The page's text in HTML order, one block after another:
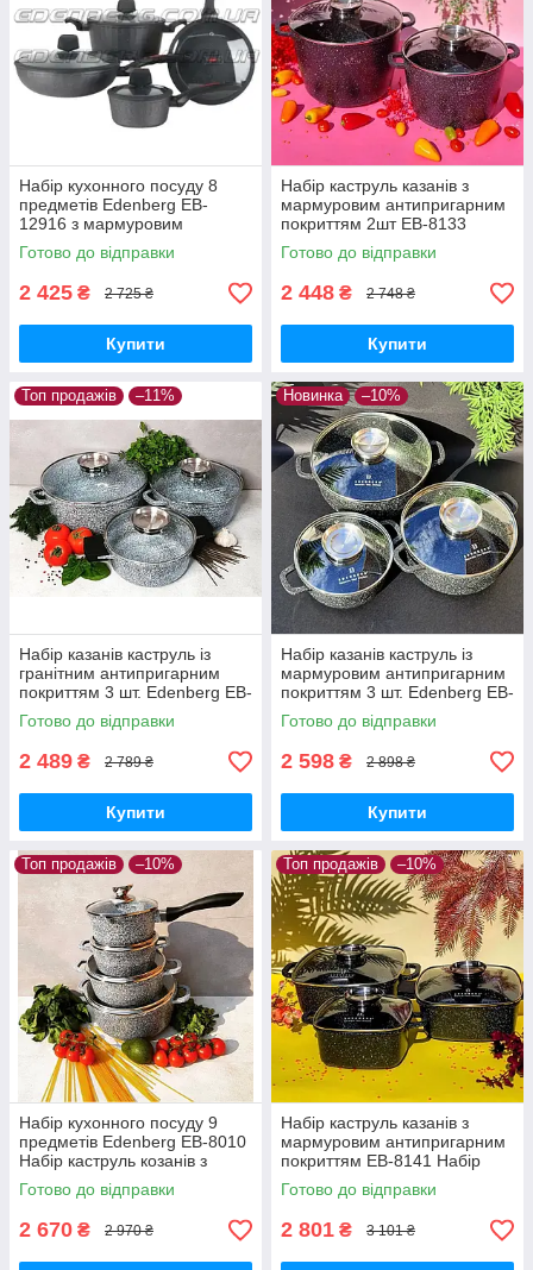
Набір кухонного посуду 8
предметів Edenberg EB-
12916 з мармуровим
антипригарним покриттям
Готово до відправки
2 425 ₴ 2 725 ₴
Купити
Набір каструль казанів з
мармуровим антипригарним
покриттям 2шт ЕВ-8133
Набір кухонного посуду 4
предмета
Готово до відправки
2 448 ₴ 2 748 ₴
Купити
Топ продажів –11%
Набір казанів каструль із
гранітним антипригарним
покриттям 3 шт. Edenberg EB-
8020 Набір казанів індукційне
дно
Готово до відправки
2 489 ₴ 2 789 ₴
Купити
Новинка –10%
Набір казанів каструль із
мармуровим антипригарним
покриттям 3 шт. Edenberg EB-
8140 Набір кухонного посуду
Готово до відправки
2 598 ₴ 2 898 ₴
Купити
Топ продажів –10%
Набір кухонного посуду 9
предметів Edenberg EB-8010
Набір каструль козанів з
гранітним антипригарним
покриттям
Готово до відправки
2 670 ₴ 2 970 ₴
Топ продажів –10%
Набір каструль казанів з
мармуровим антипригарним
покриттям ЕВ-8141 Набір
кухонного посуду 6 предметів
Чорний
Готово до відправки
2 801 ₴ 3 101 ₴